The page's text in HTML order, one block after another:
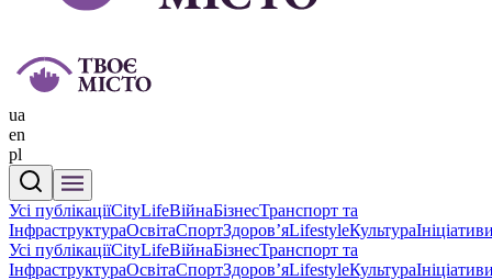
ua
en
pl
Усі публікаціїCityLifeВійнаБізнесТранспорт та
ІнфраструктураОсвітаСпортЗдоровʼяLifestyleКультура
Усі публікаціїCityLifeВійнаБізнесТранспорт та
ІнфраструктураОсвітаСпортЗдоровʼяLifestyleКультура